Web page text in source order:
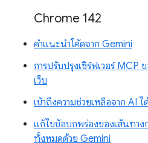
Chrome 142
คำแนะนำโค้ดจาก Gemini
การปรับปรุงเซิร์ฟเวอร์
เว็บ
เข้าถึงความช่วยเหลือจาก AI ไ
แก้ไขข้อบกพร่องของเส้นทาง
ทั้งหมดด้วย Gemini